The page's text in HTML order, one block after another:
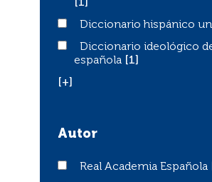
[1]
Diccionario hispánico
Diccionario hispánico
Diccionario ideológico de la
Diccionario ideológico
española
[1]
[+]
Autor
Real Academia Española
Real Academia Española